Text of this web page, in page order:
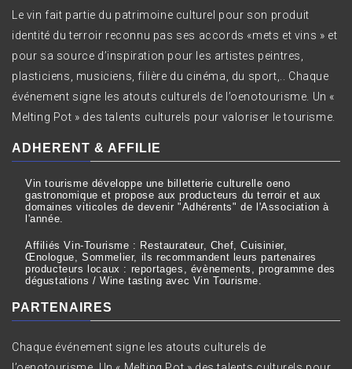
Le vin fait partie du patrimoine culturel pour son produit
identité du terroir reconnu pas ses accords «mets et vins » et
pour sa source d’inspiration pour les artistes peintres,
plasticiens, musiciens, filière du cinéma, du sport,.. Chaque
événement signe les atouts culturels de l’oenotourisme. Un «
Melting Pot » des talents culturels pour valoriser le tourisme.
ADHERENT & AFFILIE
Vin tourisme développe une billetterie culturelle oeno
gastronomique et propose aux producteurs du terroir et aux
domaines viticoles de devenir "Adhérents" de l'Association à
l'année.
Affiliés Vin-Tourisme : Restaurateur, Chef, Cuisinier,
Œnologue, Sommelier, ils recommandent leurs partenaires
producteurs locaux : reportages, évènements, programme des
dégustations / Wine tasting avec Vin Tourisme.
PARTENAIRES
Chaque événement signe les atouts culturels de